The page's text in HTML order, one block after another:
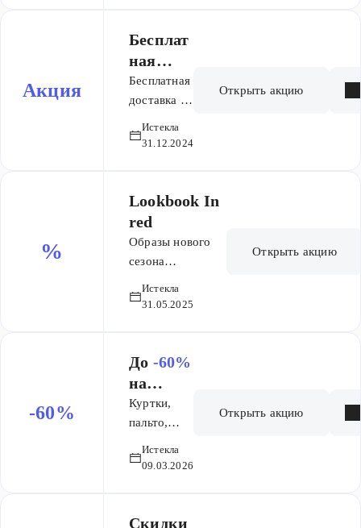
Акция
Бесплат
ная
доставк
а на
сумму
от 15
Бесплатная
доставка на
15000
Истекла
31.12.2024
Открыть акцию
%
Lookbook In
red
Образы нового
сезона
жить со страстью
драйв, получать
удовольствие от
своих ощущений
позволять себе
Истекла
31.05.2025
Открыть акцию
-60%
До -60%
на
верхню
ю
одежду
Куртки,
пальто,
тренчи —
весны по
Истекла
09.03.2026
Открыть акцию
Скидки